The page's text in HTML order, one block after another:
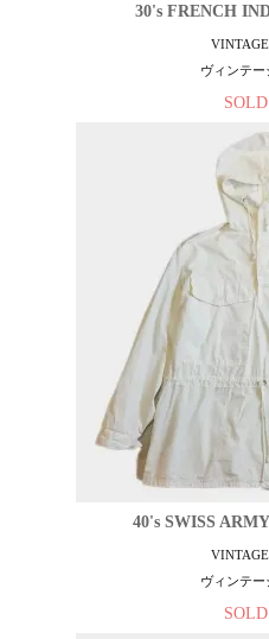
30's FRENCH
ヴィンテー
40's SWISS
ヴィンテー